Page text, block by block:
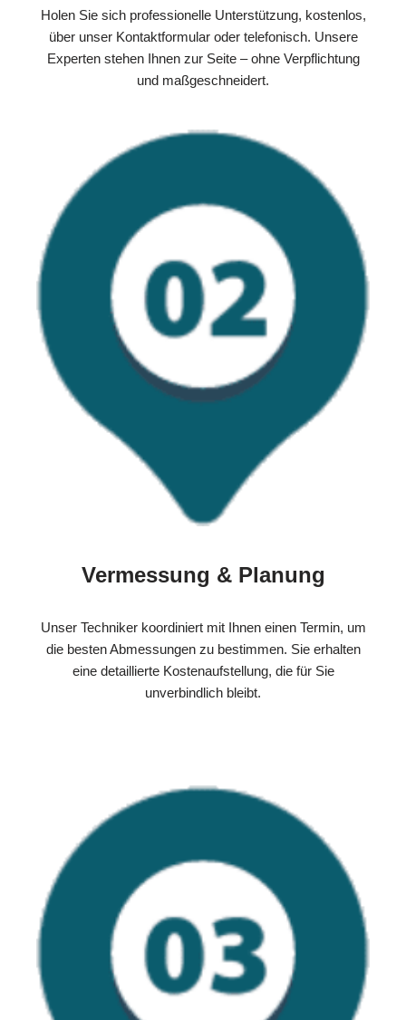
Holen Sie sich professionelle Unterstützung, kostenlos,
über unser Kontaktformular oder telefonisch. Unsere
Experten stehen Ihnen zur Seite – ohne Verpflichtung
und maßgeschneidert.
Vermessung & Planung
Unser Techniker koordiniert mit Ihnen einen Termin, um
die besten Abmessungen zu bestimmen. Sie erhalten
eine detaillierte Kostenaufstellung, die für Sie
unverbindlich bleibt.